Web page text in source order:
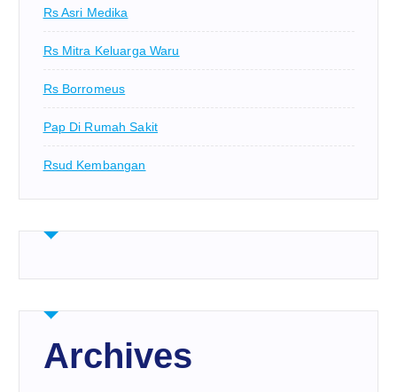
Rs Asri Medika
Rs Mitra Keluarga Waru
Rs Borromeus
Pap Di Rumah Sakit
Rsud Kembangan
Archives